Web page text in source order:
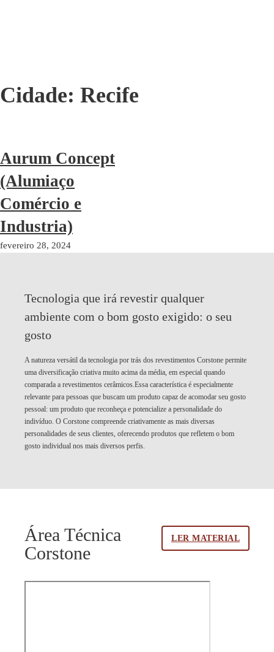
Cidade: Recife
Aurum Concept
(Alumiaço
Comércio e
Industria)
fevereiro 28, 2024
Tecnologia que irá revestir qualquer
ambiente com o bom gosto exigido: o seu
gosto
A natureza versátil da tecnologia por trás dos revestimentos Corstone permite
uma diversificação criativa muito acima da média, em especial quando
comparada a revestimentos cerâmicos.Essa característica é especialmente
relevante para pessoas que buscam um produto capaz de acomodar seu gosto
pessoal: um produto que reconheça e potencialize a personalidade do
indivíduo. O Corstone compreende criativamente as mais diversas
personalidades de seus clientes, oferecendo produtos que refletem o bom
gosto individual nos mais diversos perfis.
Área Técnica
Corstone
LER MATERIAL